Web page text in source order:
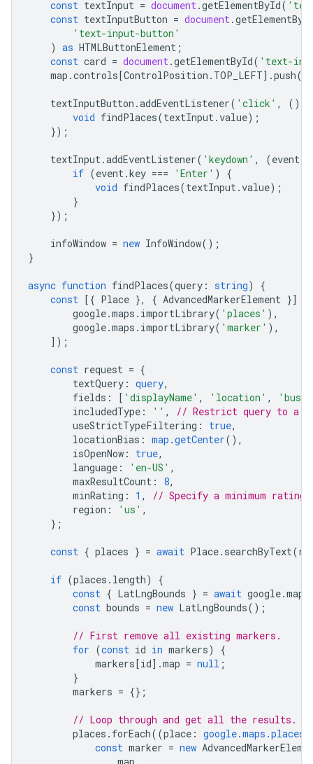
const textInput = document.getElementById(
const textInputButton = document.
'text-input-button'
) as HTMLButtonElement ;
const card = document.getElementById( 'text-
map .controls [ControlPosition . TOP_LEFT].push(
textInputButton .addEventListener( 'click' , ()
void findPlaces(textInput.value);
});
textInput.addEventListener( 'keydown' , (event
if (event.key === 'Enter' )
{
void findPlaces(textInput.value);
}
});
infoWindow = new InfoWindow();
}
async function findPlaces(query : string)
{
const
[{ Place }, { AdvancedMarkerElement }]
google.maps . importLibrary( 'places' ),
google.maps . importLibrary( 'marker' ),
]);
const request = {
textQuery : query,
fields : [ 'displayName' , 'location' ,
includedType : '' ,
// Restrict query to a
useStrictTypeFiltering : true,
locationBias : map.getCenter(),
isOpenNow : true,
language : 'en-US' ,
maxResultCount : 8,
minRating : 1 ,
// Specify a minimum rating.
region : 'us' ,
};
const { places } = await Place. searchByText(
if (places . length)
{
const { LatLngBounds } = await google.maps
const bounds = new LatLngBounds();
// First remove all existing markers.
for (const id in markers)
{
markers [id].map = null ;
}
markers = {};
// Loop through and get all the results.
places . forEach((place :
const marker = new